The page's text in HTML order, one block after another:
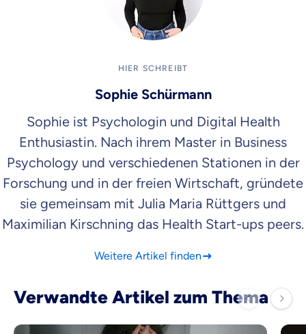
HIER SCHREIBT
Sophie Schürmann
Sophie ist Psychologin und Digital Health
Enthusiastin. Nach ihrem Master in Business
Psychology und verschiedenen Stationen in der
Forschung und in der freien Wirtschaft, gründete
sie gemeinsam mit Julia Maria Rüttgers und
Maximilian Kirschning das Health Start-ups peers.
Weitere Artikel finden
Verwandte Artikel zum Thema